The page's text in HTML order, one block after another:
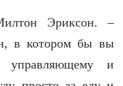
Эриксон. –
в котором бы вы
управляющему и